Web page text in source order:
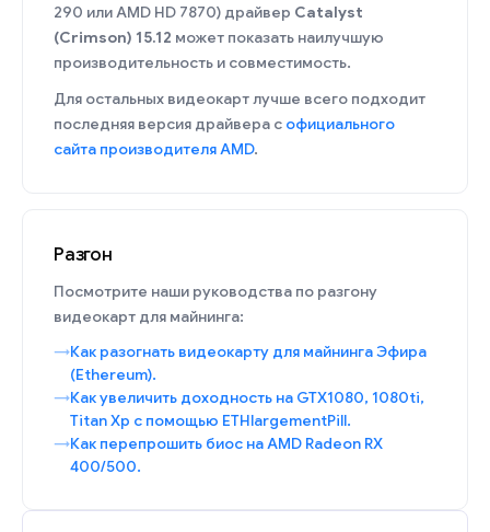
290 или AMD HD 7870) драйвер Catalyst
(Crimson) 15.12 может показать наилучшую
производительность и совместимость.
Для остальных видеокарт лучше всего подходит
последняя версия драйвера с официального
сайта производителя AMD.
Разгон
Посмотрите наши руководства по разгону
видеокарт для майнинга:
Как разогнать видеокарту для майнинга Эфира
(Ethereum).
Как увеличить доходность на GTX1080, 1080ti,
Titan Xp с помощью ETHlargementPill.
Как перепрошить биос на AMD Radeon RX
400/500.